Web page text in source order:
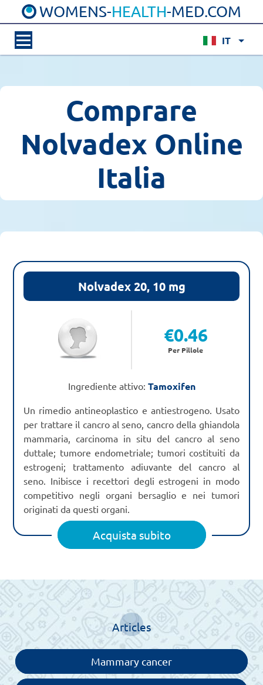
WOMENS-HEALTH-MED.COM
IT
Comprare
Nolvadex Online
Italia
Nolvadex 20, 10 mg
€0.46
Per Pillole
Ingrediente attivo: Tamoxifen
Un rimedio antineoplastico e antiestrogeno. Usato
per trattare il cancro al seno, cancro della ghiandola
mammaria, carcinoma in situ del cancro al seno
duttale; tumore endometriale; tumori costituiti da
estrogeni; trattamento adiuvante del cancro al
seno. Inibisce i recettori degli estrogeni in modo
competitivo negli organi bersaglio e nei tumori
originati da questi organi.
Acquista subito
Articles
Mammary cancer